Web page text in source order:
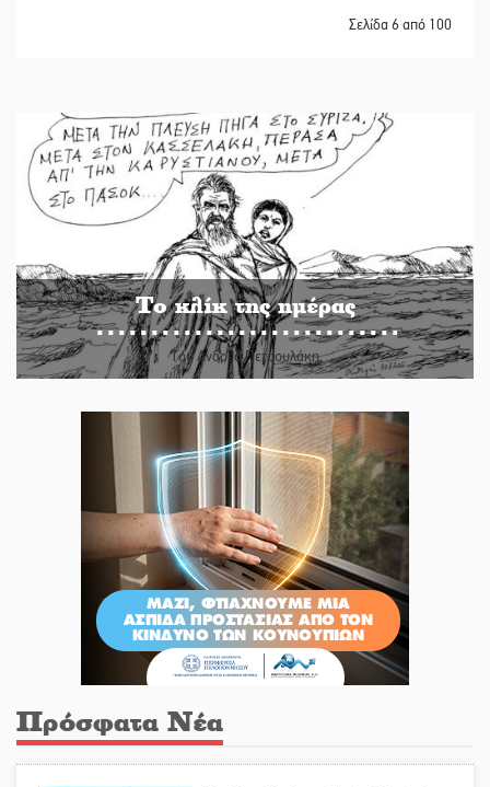
Σελίδα 6 από 100
Το κλίκ της ημέρας
Του Ανδρέα Πετρουλάκη
Πρόσφατα Νέα